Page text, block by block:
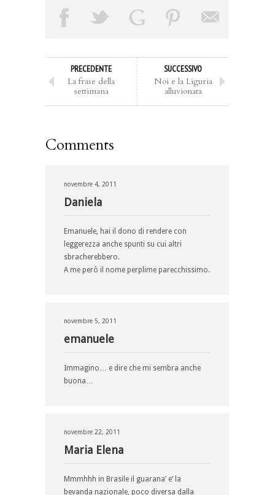
PRECEDENTE
La frase della
settimana
SUCCESSIVO
Noi e la Liguria
alluvionata
Comments
novembre 4, 2011
Daniela
Emanuele, hai il dono di rendere con
leggerezza anche spunti su cui altri
sbracherebbero.
A me però il nome perplime parecchissimo.
novembre 5, 2011
emanuele
Immagino… e dire che mi sembra anche
buona…
novembre 22, 2011
Maria Elena
Mmmhhh in Brasile il guarana’ e’ la
bevanda nazionale, poco diversa dalla